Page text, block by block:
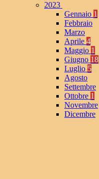
2023
Gennaio 1
Febbraio
Marzo
Aprile 4
Maggio 1
Giugno 18
Luglio 5
Agosto
Settembre
Ottobre 1
Novembre
Dicembre